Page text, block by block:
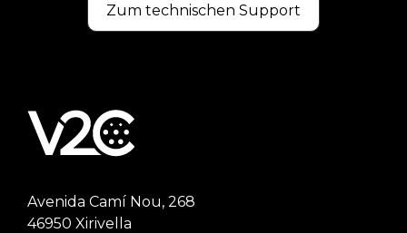
Zum technischen Support
Avenida Camí Nou, 268
46950 Xirivella